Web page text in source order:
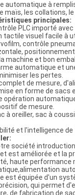
automatique à
maïs, les collations,
principales:
PLC importé
tactile visuel facile à
contrôle
machine et bon
automatique et
les pertes.
de mesure,
en forme de sacs
opération
de mesure.
à oreiller, sac à
et l'intelligence
société
est améliorée et la
haute performance
est équipée d'un
qui permet
de fabrication de